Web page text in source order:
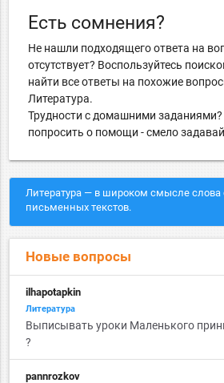
Есть сомнения?
Не нашли подходящего ответа на
отсутствует? Воспользуйтесь
найти все ответы на похожие
Литература.
Трудности с домашними заданиями?
попросить о помощи - смело
Литература — в широком смысле слова
письменных текстов.
Новые вопросы
ilhapotapkin
Литература
Выписывать уроки Маленького
?
pannrozkov